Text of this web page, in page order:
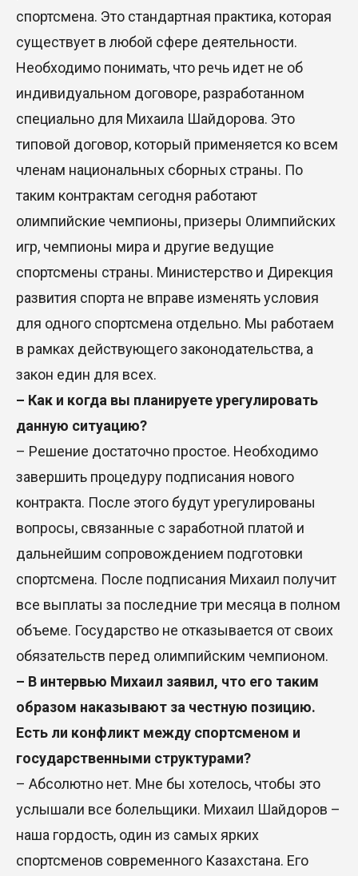
спортсмена. Это стандартная практика, которая
существует в любой сфере деятельности.
Необходимо понимать, что речь идет не об
индивидуальном договоре, разработанном
специально для Михаила Шайдорова. Это
типовой договор, который применяется ко всем
членам национальных сборных страны. По
таким контрактам сегодня работают
олимпийские чемпионы, призеры Олимпийских
игр, чемпионы мира и другие ведущие
спортсмены страны. Министерство и Дирекция
развития спорта не вправе изменять условия
для одного спортсмена отдельно. Мы работаем
в рамках действующего законодательства, а
закон един для всех.
– Как и когда вы планируете урегулировать
данную ситуацию?
– Решение достаточно простое. Необходимо
завершить процедуру подписания нового
контракта. После этого будут урегулированы
вопросы, связанные с заработной платой и
дальнейшим сопровождением подготовки
спортсмена. После подписания Михаил получит
все выплаты за последние три месяца в полном
объеме. Государство не отказывается от своих
обязательств перед олимпийским чемпионом.
– В интервью Михаил заявил, что его таким
образом наказывают за честную позицию.
Есть ли конфликт между спортсменом и
государственными структурами?
– Абсолютно нет. Мне бы хотелось, чтобы это
услышали все болельщики. Михаил Шайдоров –
наша гордость, один из самых ярких
спортсменов современного Казахстана. Его